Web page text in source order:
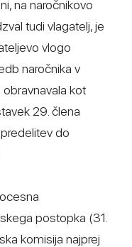
na naročnikovo
tudi vlagatelj, je
vlogo
naročnika v
kot
29. člena
do
postopka (31.
komisija najprej